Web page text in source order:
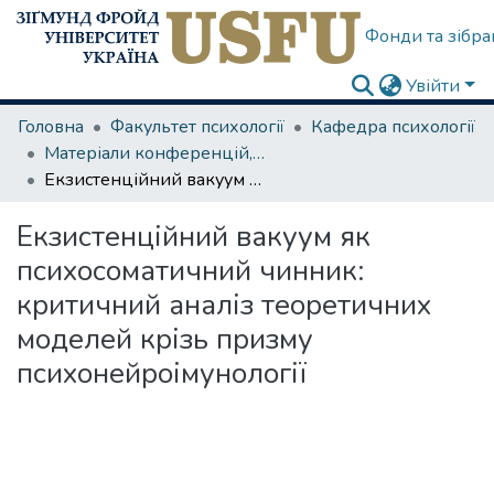
Фонди та
Увійти
Головна
Факультет психології
Кафедра психології
Матеріали конференцій, семінарів
Екзистенційний вакуум як психосоматичний чинник: критичний аналіз теоретичних моделей крізь призму психонейроімунології
Екзистенційний вакуум як
психосоматичний чинник:
критичний аналіз теоретичних
моделей крізь призму
психонейроімунології